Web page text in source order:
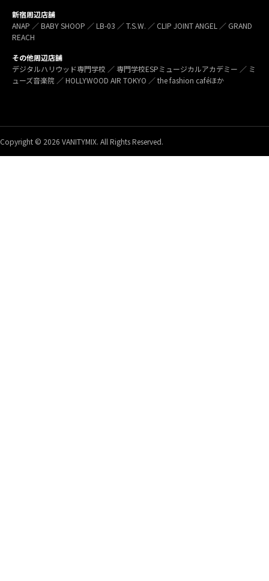
新宿周辺店舗
ANAP ／ BABY SHOOP ／ LB-03 ／ T.S.W. ／ CLIP JOINT ANGEL ／ GRAND
REACH
その他周辺店舗
デジタルハリウッド専門学校 ／ 専門学校ESPミュージカルアカデミー ／ ミ
ューズ音楽院 ／ HOLLYWOOD AIR TOKYO ／ the fashion caféほか
Copyright © 2026 VANITYMIX. All Rights Reserved.